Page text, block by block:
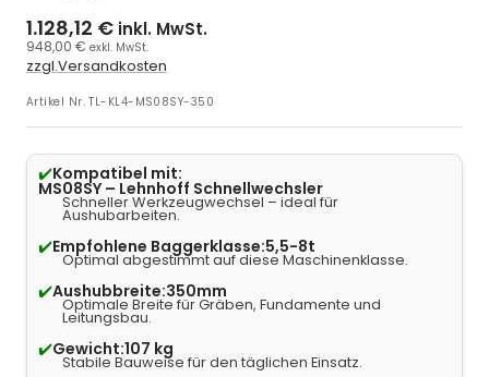
1.128,12 € inkl. MwSt.
948,00 € exkl. MwSt.
zzgl.Versandkosten
Artikel Nr.TL-KL4-MS08SY-350
✔️Kompatibel mit:
MS08SY – Lehnhoff Schnellwechsler
Schneller Werkzeugwechsel – ideal für
Aushubarbeiten.
✔️Empfohlene Baggerklasse:5,5-8t
Optimal abgestimmt auf diese Maschinenklasse.
✔️Aushubbreite:350mm
Optimale Breite für Gräben, Fundamente und
Leitungsbau.
✔️Gewicht:107 kg
Stabile Bauweise für den täglichen Einsatz.